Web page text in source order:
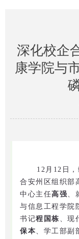
深化校企
康学院与
12月12日，
合安州区组织部
中心主任高强、
与信息工程学院
书记程国栋 、现
保本、学工部副